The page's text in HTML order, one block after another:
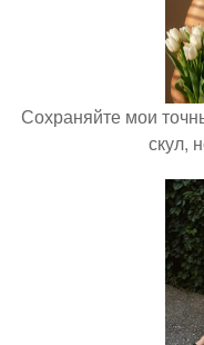
Сохраняйте мои
скул,